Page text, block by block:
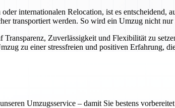
internationalen Relocation, ist es
transportiert werden. So wird ein Umzug nicht
Zuverlässigkeit und Flexibilität zu
zu einer stressfreien und positiven Erfahrung,
Umzugsservice – damit Sie bestens